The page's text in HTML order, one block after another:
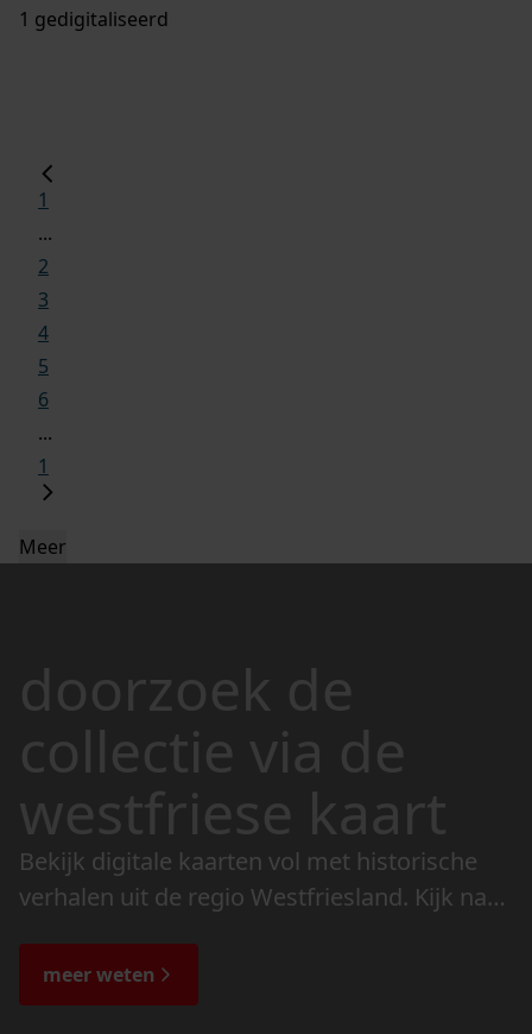
1 gedigitaliseerd
1
...
2
3
4
5
6
...
1
Meer
doorzoek de
collectie via de
westfriese kaart
Bekijk digitale kaarten vol met historische
verhalen uit de regio Westfriesland. Kijk naar
de bijzondere verhalen.
meer weten